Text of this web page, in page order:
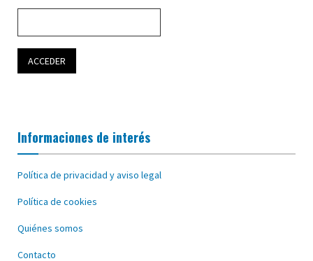
Informaciones de interés
Política de privacidad y aviso legal
Política de cookies
Quiénes somos
Contacto